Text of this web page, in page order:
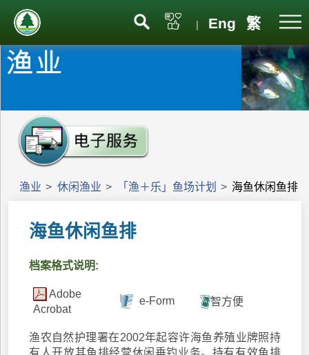
| Eng 繁
渔业 > 休闲渔业 > 「渔＋乐」鱼场计划 > 海鱼休闲鱼排
海鱼休闲鱼排
档案格式说明:
Adobe
Acrobat
e-Form 智方便
渔农自然护理署在2002年起容许海鱼养殖业牌照持
有人开放其鱼排经营休闲垂钓业务。持有有效鱼排